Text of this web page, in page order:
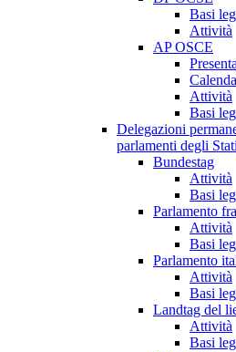
Basi
Attività
AP OSCE
Attività
Basi
Delegazioni
parlamenti degli
Bundestag
Attività
Basi
Parlamento
Attività
Basi
Parlamento
Attività
Basi
Landtag del
Attività
Basi